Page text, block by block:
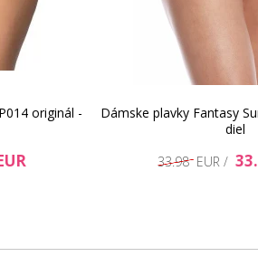
originál -
Dámske plavky Fantasy
diel
33.98 EUR /